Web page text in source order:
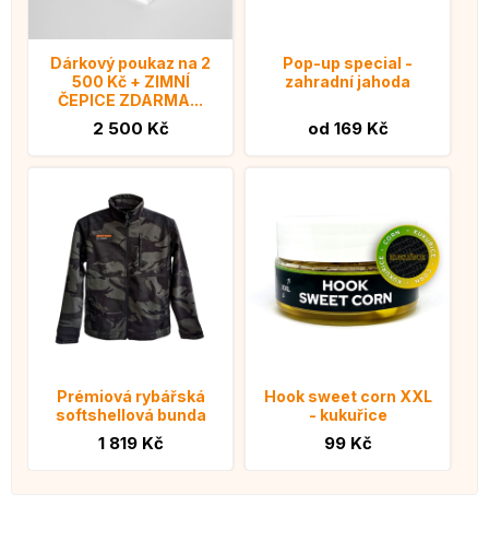
Dárkový poukaz na 2
500 Kč + ZIMNÍ
ČEPICE ZDARMA...
2 500 Kč
Pop-up special -
zahradní jahoda
od 169 Kč
Prémiová rybářská
softshellová bunda
1 819 Kč
Hook sweet corn XXL
- kukuřice
99 Kč